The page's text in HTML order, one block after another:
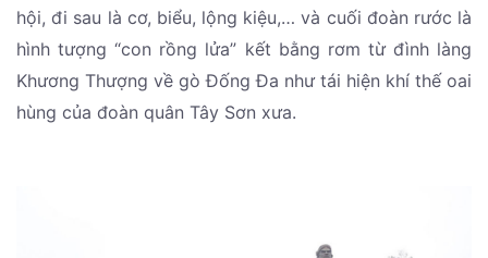
hội, đi sau là cơ, biểu, lộng kiệu,… và cuối đoàn rước là
hình tượng “con rồng lửa” kết bằng rơm từ đình làng
Khương Thượng về gò Đống Đa như tái hiện khí thế oai
hùng của đoàn quân Tây Sơn xưa.